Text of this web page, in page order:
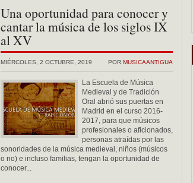
Una oportunidad para conocer y
cantar la música de los siglos IX
al XV
POR MUSICAANTIGUA
MIÉRCOLES, 2 OCTUBRE, 2019
La Escuela de Música
Medieval y de Tradición
Oral abrió sus puertas en
Madrid en el curso 2016-
2017, para que músicos
profesionales o aficionados,
personas atraídas por las
sonoridades de la música medieval, niños (músicos
o no) e incluso familias, tengan la oportunidad de
conocer...